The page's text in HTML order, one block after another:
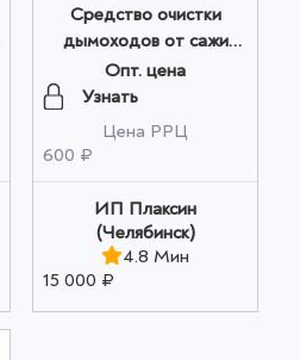
Средство очистки
дымоходов от сажи
"Трубочист Экспресс"
№ 10 оптом
Опт. цена
Узнать
Цена РРЦ
600 ₽
ИП Плаксин
(Челябинск)
4.8 Мин
15 000 ₽